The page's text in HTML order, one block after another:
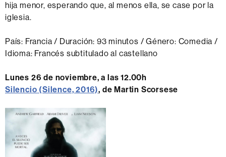
hija menor, esperando que, al menos ella, se case por la
iglesia.
País: Francia / Duración: 93 minutos / Género: Comedia /
Idioma: Francés subtitulado al castellano
Lunes 26 de noviembre, a las 12.00h
Silencio (Silence, 2016), de Martin Scorsese